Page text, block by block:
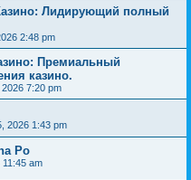
Лидирующий полный
2:48 pm
Премиальный
казино.
7:20 pm
2026 1:43 pm
Po
am